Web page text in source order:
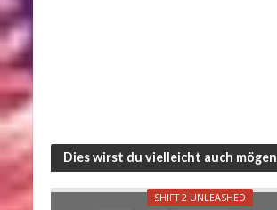
Dies wirst du vielleicht auch mögen
SHIFT 2 UNLEASHED